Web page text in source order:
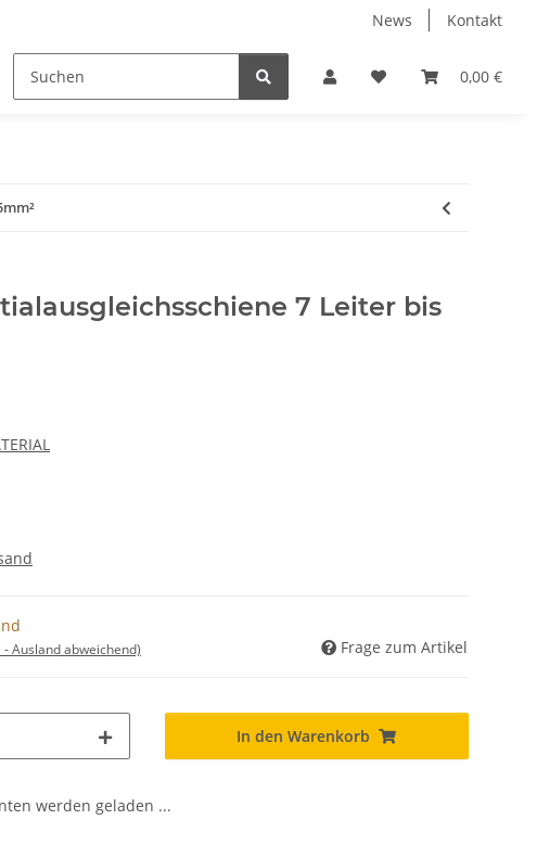
News Kontakt
0,00 €
ENTERTAINMENT PC-HARDWARE
7 Leiter bis
- Ausland abweichend) Frage zum Artikel
In den Warenkorb
werden geladen ...